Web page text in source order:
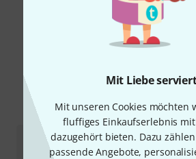
Mit Liebe
Mit unseren Cookies möchten
fluffiges Einkaufserlebnis
dazugehört bieten. Dazu
passende Angebote,